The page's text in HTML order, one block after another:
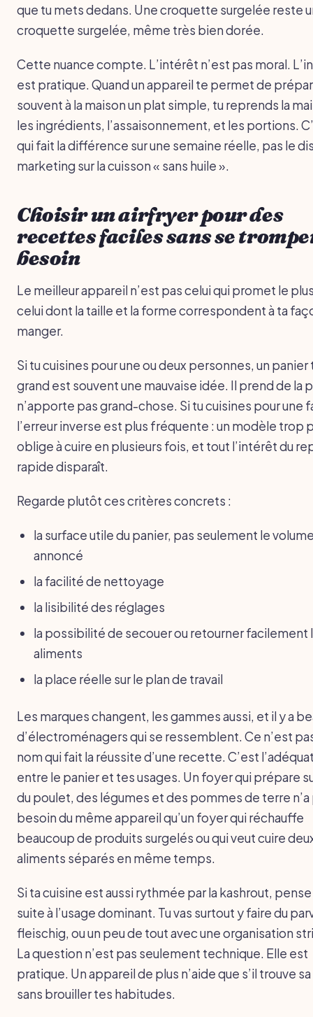
que tu mets dedans. Une croquette surgelée reste
croquette surgelée, même très bien dorée.
Cette nuance compte. L’intérêt n’est pas moral.
est pratique. Quand un appareil te permet de
souvent à la maison un plat simple, tu reprends la
les ingrédients, l’assaisonnement, et les portions.
qui fait la différence sur une semaine réelle, pas le
marketing sur la cuisson « sans huile ».
Choisir un airfryer pour des
recettes faciles sans se
besoin
Le meilleur appareil n’est pas celui qui promet le
celui dont la taille et la forme correspondent à ta
manger.
Si tu cuisines pour une ou deux personnes, un
grand est souvent une mauvaise idée. Il prend de la
n’apporte pas grand-chose. Si tu cuisines pour une
l’erreur inverse est plus fréquente : un modèle trop
oblige à cuire en plusieurs fois, et tout l’intérêt du
rapide disparaît.
Regarde plutôt ces critères concrets :
la surface utile du panier, pas seulement le
annoncé
la facilité de nettoyage
la lisibilité des réglages
la possibilité de secouer ou retourner facilement
aliments
la place réelle sur le plan de travail
Les marques changent, les gammes aussi, et il y a
d’électroménagers qui se ressemblent. Ce n’est
nom qui fait la réussite d’une recette. C’est
entre le panier et tes usages. Un foyer qui prépare
du poulet, des légumes et des pommes de terre n’a
besoin du même appareil qu’un foyer qui réchauffe
beaucoup de produits surgelés ou qui veut cuire
aliments séparés en même temps.
Si ta cuisine est aussi rythmée par la kashrout,
suite à l’usage dominant. Tu vas surtout y faire du
fleischig, ou un peu de tout avec une organisation
La question n’est pas seulement technique. Elle est
pratique. Un appareil de plus n’aide que s’il trouve
sans brouiller tes habitudes.